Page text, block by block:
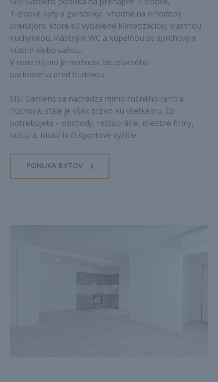
1-izbové byty a garsónky, vhodné na dlhodobý
prenájom, ktoré sú vybavené klimatizáciou, vlastnou
kuchynkou, vlastným WC a kúpelňou so sprchovým
kútom alebo vaňou.
V cene nájmu je možnosť bezplatného
parkovania pred budovou.
SISI Gardens sa nachádza mimo rušného centra
Púchova, stále je však blízko ku všetkému, čo
potrebujete – obchody, reštaurácie, miestne firmy,
kultúra, história či športové vyžitie.
PONUKA BYTOV